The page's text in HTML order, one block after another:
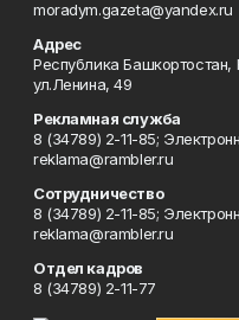
moradym.gazeta@yandex.ru
Адрес
Республика Башкортостан,
ул.Ленина, 49
Рекламная служба
8 (34789) 2-11-85;
reklama@rambler.ru
Сотрудничество
8 (34789) 2-11-85;
reklama@rambler.ru
Отдел кадров
8 (34789) 2-11-77